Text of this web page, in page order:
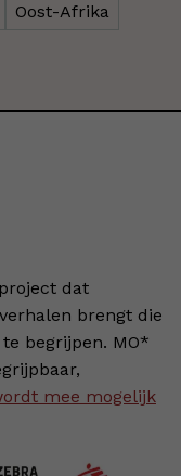
Oost-Afrika
dat
brengt die
begrijpen. MO*
mee mogelijk